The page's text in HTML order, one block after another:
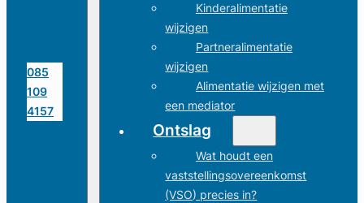
085
109
4157
Kinderalimentatie
wijzigen
Partneralimentatie
wijzigen
Alimentatie wijzigen met
een mediator
Ontslag
Wat houdt een
vaststellingsovereenkomst
(VSO) precies in?